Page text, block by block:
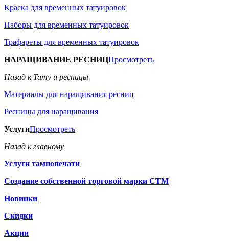
Краска для временных татуировок
Наборы для временных татуировок
Трафареты для временных татуировок
НАРАЩИВАНИЕ РЕСНИЦПросмотреть
Назад к Тату и ресницы
Материалы для наращивания ресниц
Ресницы для наращивания
УслугиПросмотреть
Назад к главному
Услуги тампопечати
Создание собственной торговой марки СТМ
Новинки
Скидки
Акции